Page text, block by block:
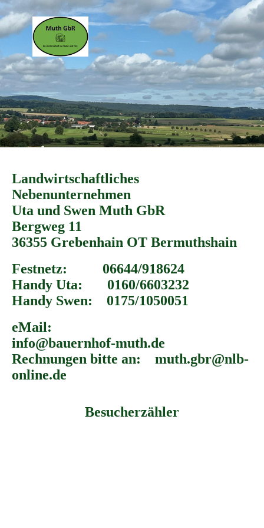
Landwirtschaftliches
Nebenunternehmen
Uta und Swen Muth GbR
Bergweg 11
36355 Grebenhain OT Bermuthshain
Festnetz: 06644/918624
Handy Uta: 0160/6603232
Handy Swen: 0175/1050051
eMail:
info@bauernhof-muth.de
Rechnungen bitte an: muth.gbr@nlb-
online.de
Besucherzähler